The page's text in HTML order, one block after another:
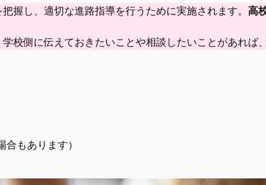
握し、適切な進路指導を行うために実施されます。 高
校側に伝えておきたいことや相談したいことがあれば
もあります）